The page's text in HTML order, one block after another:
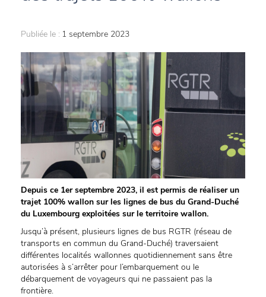
Publiée le : 1 septembre 2023
Depuis ce 1er septembre 2023, il est permis de réaliser un
trajet 100% wallon sur les lignes de bus du Grand-Duché
du Luxembourg exploitées sur le territoire wallon.
Jusqu’à présent, plusieurs lignes de bus RGTR (réseau de
transports en commun du Grand-Duché) traversaient
différentes localités wallonnes quotidiennement sans être
autorisées à s’arrêter pour l’embarquement ou le
débarquement de voyageurs qui ne passaient pas la
frontière.